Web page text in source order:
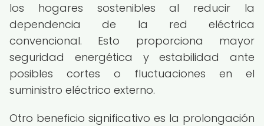
los hogares sostenibles al reducir la
dependencia de la red eléctrica
convencional. Esto proporciona mayor
seguridad energética y estabilidad ante
posibles cortes o fluctuaciones en el
suministro eléctrico externo.
Otro beneficio significativo es la prolongación